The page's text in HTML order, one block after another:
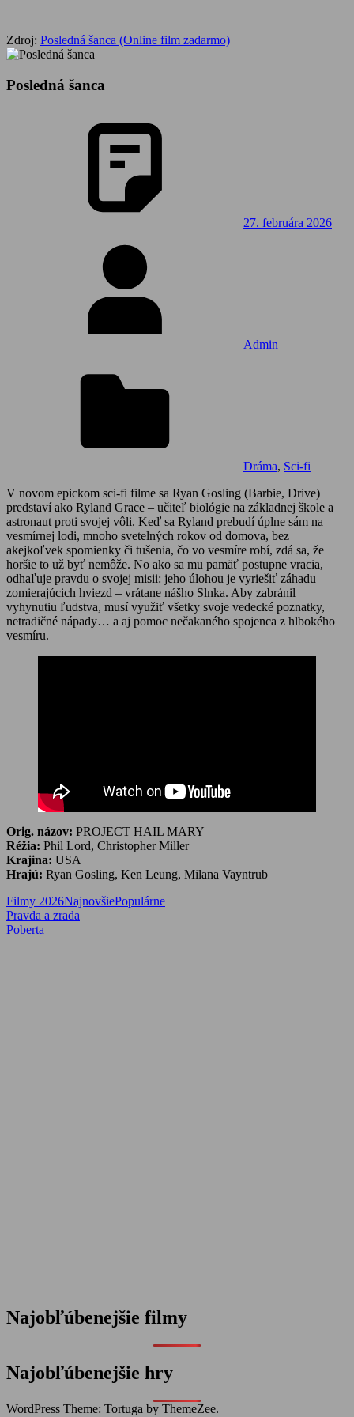
Zdroj: Posledná šanca (Online film zadarmo)
Posledná šanca
27. februára 2026
Admin
Dráma, Sci-fi
V novom epickom sci-fi filme sa Ryan Gosling (Barbie, Drive)
predstaví ako Ryland Grace – učiteľ biológie na základnej škole a
astronaut proti svojej vôli. Keď sa Ryland prebudí úplne sám na
vesmírnej lodi, mnoho svetelných rokov od domova, bez
akejkoľvek spomienky či tušenia, čo vo vesmíre robí, zdá sa, že
horšie to už byť nemôže. No ako sa mu pamäť postupne vracia,
odhaľuje pravdu o svojej misii: jeho úlohou je vyriešiť záhadu
zomierajúcich hviezd – vrátane nášho Slnka. Aby zabránil
vyhynutiu ľudstva, musí využiť všetky svoje vedecké poznatky,
netradičné nápady… a aj pomoc nečakaného spojenca z hlbokého
vesmíru.
Orig. názov: PROJECT HAIL MARY
Réžia: Phil Lord, Christopher Miller
Krajina: USA
Hrajú: Ryan Gosling, Ken Leung, Milana Vayntrub
Filmy 2026NajnovšiePopulárne
Navigácia
v
Previous
Post:
Pravda a zrada
Next
Poberta
Najobľúbenejšie filmy
Najobľúbenejšie hry
WordPress Theme: Tortuga by ThemeZee.